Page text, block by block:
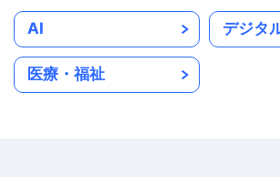
AI デジタ
医療・福祉